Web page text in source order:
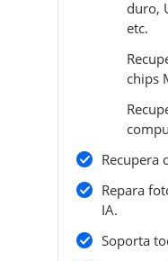
duro,
etc.
chips
Recupera
Repara
IA.
Soporta